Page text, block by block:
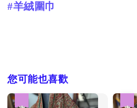
#羊絨圍巾
您可能也喜歡